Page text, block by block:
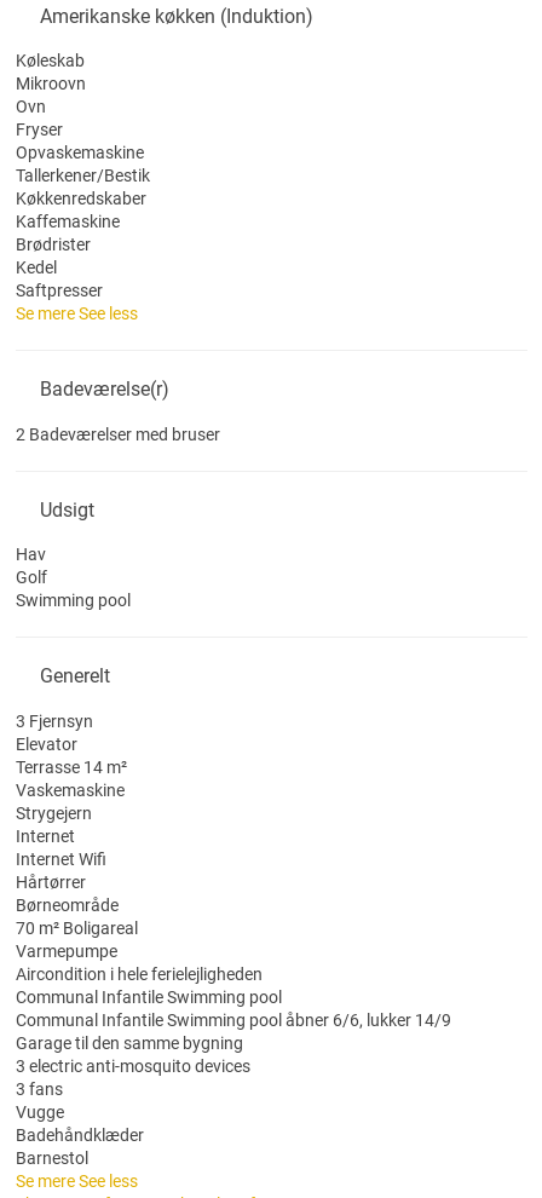
Amerikanske køkken (Induktion)
Køleskab
Mikroovn
Ovn
Fryser
Opvaskemaskine
Tallerkener/Bestik
Køkkenredskaber
Kaffemaskine
Brødrister
Kedel
Saftpresser
Se mereSee less
Badeværelse(r)
2 Badeværelser med bruser
Udsigt
Hav
Golf
Swimming pool
Generelt
3 Fjernsyn
Elevator
Terrasse 14 m²
Vaskemaskine
Strygejern
Internet
Internet Wifi
Hårtørrer
Børneområde
70 m² Boligareal
Varmepumpe
Aircondition i hele ferielejligheden
Communal Infantile Swimming pool
Communal Infantile Swimming poolåbner 6/6, lukker 14/9
Garage til den samme bygning
3 electric anti-mosquito devices
3 fans
Vugge
Badehåndklæder
Barnestol
Se mereSee less